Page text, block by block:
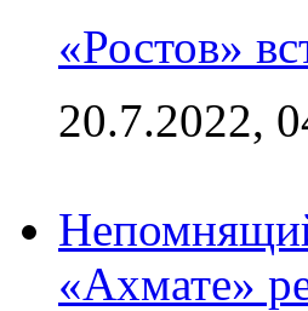
«Ростов»
20.7.2022,
«Ахмате»